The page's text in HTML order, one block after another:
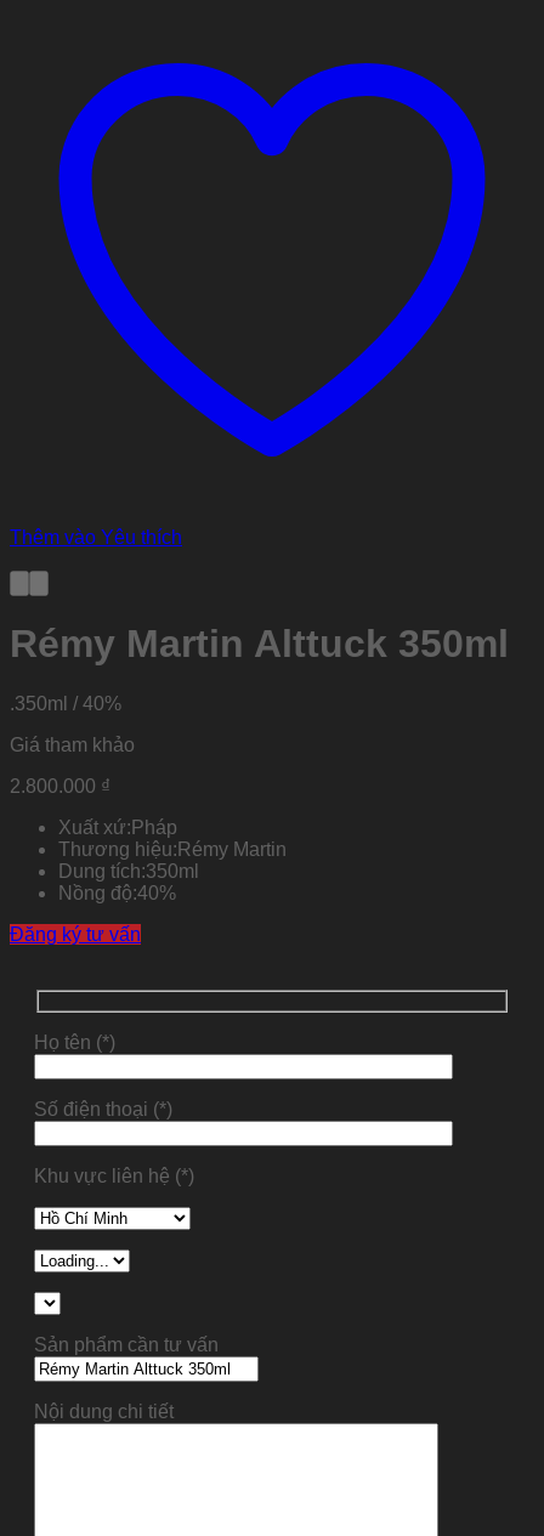
Thêm vào Yêu thích
Rémy Martin Alttuck 350ml
.350ml / 40%
Giá tham khảo
2.800.000 ₫
Xuất xứ: Pháp
Thương hiệu: Rémy Martin
Dung tích:350ml
Nồng độ:40%
Đăng ký tư vấn
Họ tên (*)
Số điện thoại (*)
Khu vực liên hệ (*)
Sản phẩm cần tư vấn
Nội dung chi tiết